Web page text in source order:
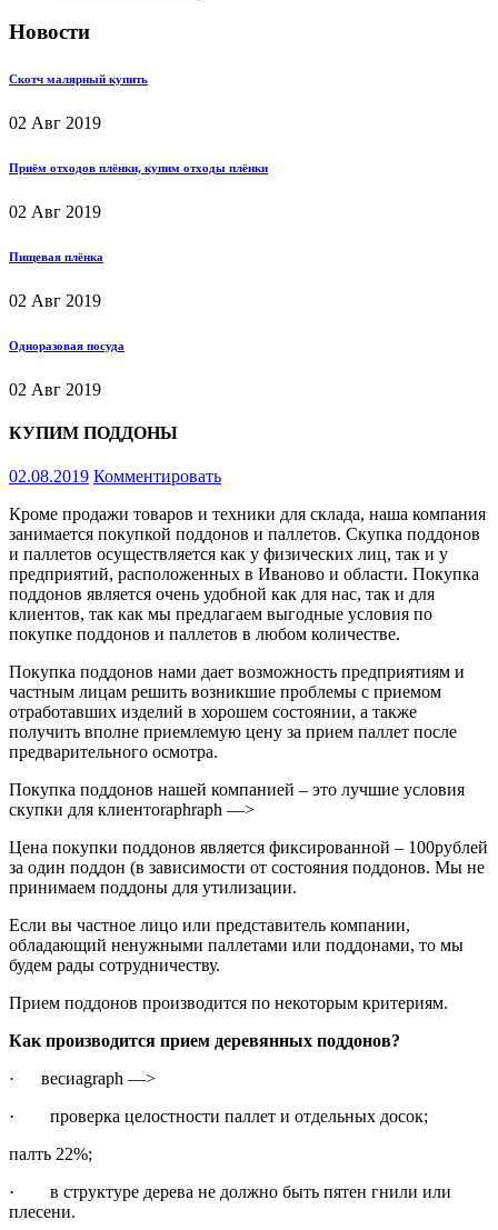
Новости
Скотч малярный купить
02 Авг 2019
Приём отходов плёнки, купим отходы плёнки
02 Авг 2019
Пищевая плёнка
02 Авг 2019
Одноразовая посуда
02 Авг 2019
КУПИМ ПОДДОНЫ
02.08.2019 Комментировать
Кроме продажи товаров и техники для склада, наша компания
занимается покупкой поддонов и паллетов. Скупка поддонов
и паллетов осуществляется как у физических лиц, так и у
предприятий, расположенных в Иваново и области. Покупка
поддонов является очень удобной как для нас, так и для
клиентов, так как мы предлагаем выгодные условия по
покупке поддонов и паллетов в любом количестве.
Покупка поддонов нами дает возможность предприятиям и
частным лицам решить возникшие проблемы с приемом
отработавших изделий в хорошем состоянии, а также
получить вполне приемлемую цену за прием паллет после
предварительного осмотра.
Покупка поддонов нашей компанией – это лучшие условия
скупки для клиентоraphraph —>
Цена покупки поддонов является фиксированной – 100рублей
за один поддон (в зависимости от состояния поддонов. Мы не
принимаем поддоны для утилизации.
Если вы частное лицо или представитель компании,
обладающий ненужными паллетами или поддонами, то мы
будем рады сотрудничеству.
Прием поддонов производится по некоторым критериям.
Как производится прием деревянных поддонов?
· весиagraph —>
· проверка целостности паллет и отдельных досок;
палть 22%;
· в структуре дерева не должно быть пятен гнили или
плесени.